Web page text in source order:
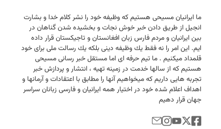
ما ایرانیان مسیحی هستیم كه وظیفه خود را نشر كلام خدا و بشارت
انجیل از طریق دادن خبر خوش نجات و بخشیده شدن گناهان در
بین ایرانیان و مردم فارس زبان افغانستان و تاجیكستان قرار داده
ایم. این امر را نه فقط یك وظیفه دینی بلكه یك رسالت ملی برای خود
قلمداد میكنیم . ما تیم حرفه ای اما مستقل خبر رسانی مسیحی
هستیم كه از سالها خدمت در زمینه تهیه ، انتشار و پردازش خبر
تجربه هایی داریم كه میخواهیم آنها را مطابق با اعتقادات و آرمانها و
اهداف اعلام شده خود در اختیار همه ایرانیان و فارسی زبانان سراسر
جهان قرار دهیم